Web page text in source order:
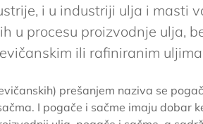
i u industriji ulja i masti
u procesu proizvodnje ulja,
ili rafiniranim
prešanjem naziva se
I pogače i sačme imaju dobar